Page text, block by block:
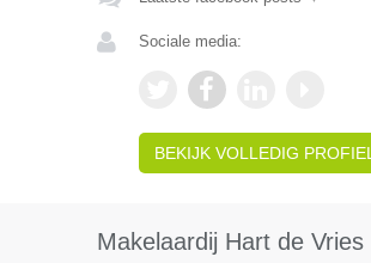
Sociale media:
BEKIJK VOLLEDIG PROFIEL
Makelaardij Hart de Vries